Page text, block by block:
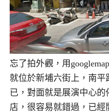
忘了拍外觀，用
就位於新埔六街上，南
已，對面就是展演中心
店，很容易就錯過，已